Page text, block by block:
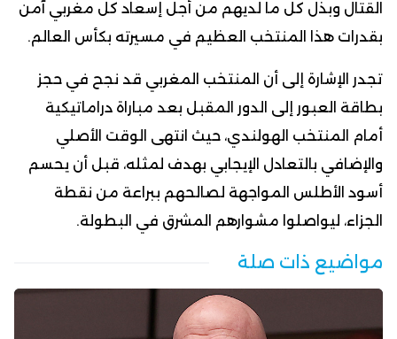
القتال وبذل كل ما لديهم من أجل إسعاد كل مغربي آمن
بقدرات هذا المنتخب العظيم في مسيرته بكأس العالم.
تجدر الإشارة إلى أن المنتخب المغربي قد نجح في حجز
بطاقة العبور إلى الدور المقبل بعد مباراة دراماتيكية
أمام المنتخب الهولندي، حيث انتهى الوقت الأصلي
والإضافي بالتعادل الإيجابي بهدف لمثله، قبل أن يحسم
أسود الأطلس المواجهة لصالحهم ببراعة من نقطة
الجزاء، ليواصلوا مشوارهم المشرق في البطولة.
مواضيع ذات صلة